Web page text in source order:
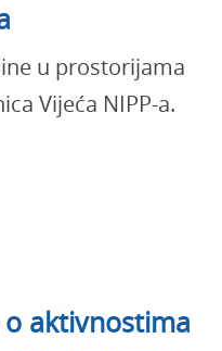
u prostorijama
Vijeća NIPP-a.
o aktivnostima